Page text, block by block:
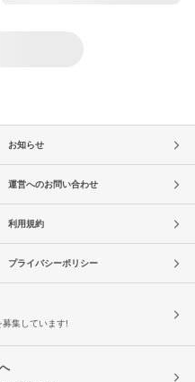
お知らせ
運営へのお問い合わせ
利用規約
プライバシーポリシー
集しています!